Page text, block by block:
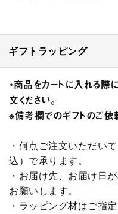
ギフトラッピング
・商品をカートに入れる際
文ください。
※備考欄でのギフトのご依
・何点ご注文いただい
込）で承ります。
・お届け先、お届け日
お願いします。
・ラッピング材はご指